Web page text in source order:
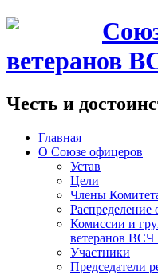
ветеранов
Честь и
Главная
О Союзе офицеров
Устав
Цели
Члены
Распределение
Комиссии и
ветеранов
Участники
Председатели